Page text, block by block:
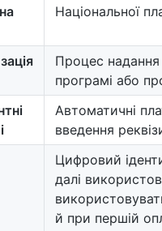
Національної
Процес
програмі або
Автоматичні
введення
Цифровий
далі
й при першій